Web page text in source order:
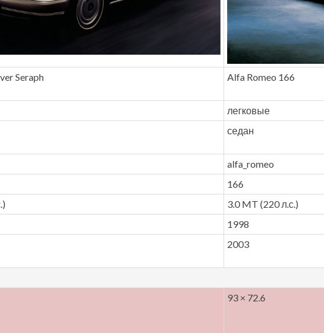
Seraph Alfa Romeo 166
легковые
седан
alfa_romeo
166
3.0 MT (220 л.с.)
1998
2003
93 × 72.6